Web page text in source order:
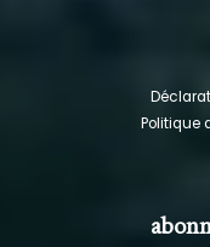
Politique